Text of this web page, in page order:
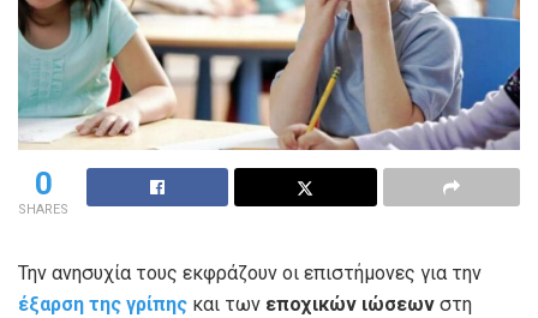
0
SHARES
Την ανησυχία τους εκφράζουν οι επιστήμονες για την
έξαρση της γρίπης και των εποχικών ιώσεων στη